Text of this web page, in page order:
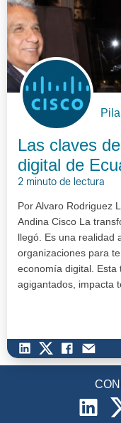
Las claves
digital de
2 minuto de lectura
Por Alvaro Rodriguez
Andina Cisco La
llegó. Es una realidad
organizaciones para
economía digital. Esta
agigantados, impacta